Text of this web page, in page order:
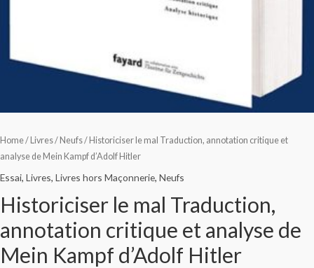
Home/ Livres/ Neufs/ Historiciser le mal Traduction, annotation critique et
analyse de Mein Kampf d’Adolf Hitler
Essai, Livres, Livres hors Maçonnerie, Neufs
Historiciser le mal Traduction,
annotation critique et analyse de
Mein Kampf d’Adolf Hitler